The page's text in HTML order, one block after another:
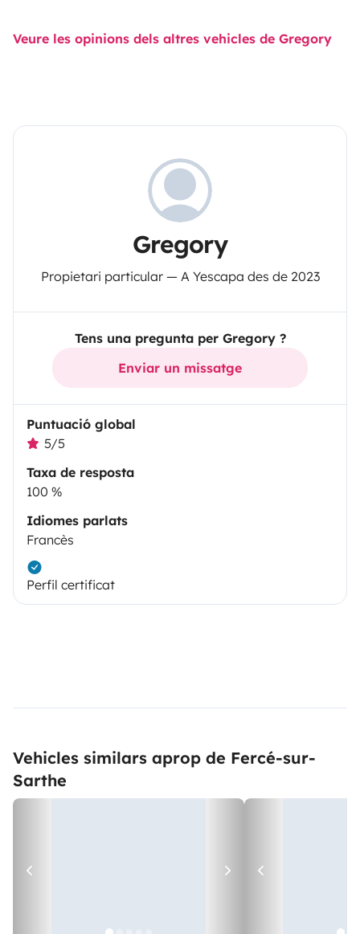
Veure les opinions dels altres vehicles de Gregory
Gregory
Propietari particular — A Yescapa des de 2023
Tens una pregunta per Gregory ?
Enviar un missatge
Puntuació global
5/5
Taxa de resposta
100 %
Idiomes parlats
Francès
Perfil certificat
Vehicles similars aprop de Fercé-sur-
Sarthe